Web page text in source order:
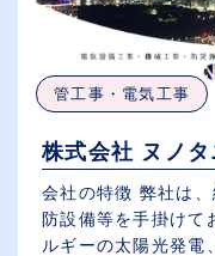
管工事・電気工事
株式会社 ヌノタ
会社の特徴 弊社は
防設備等を手掛けて
ルギーの太陽光発電